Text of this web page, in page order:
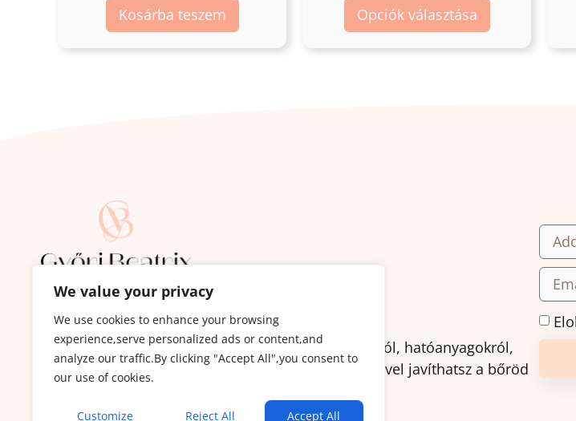
We value your privacy
We use cookies to enhance your browsing
experience,serve personalized ads or content,and
analyze our traffic.By clicking "Accept All",you consent to
our use of cookies.
Customize Reject All Accept All
Kosárba teszem Opciók választása
Iratkozz fel a Bőrápoló Hírlevélre:
Ez nem a szokásos hírlevél: termékajánló és spam.
100%-ban hasznos tartalom bőr és szépségápolásról, hatóanyagokról,
bőrproblémák kezeléséről és minden olyanról, amivel javíthatsz a bőröd